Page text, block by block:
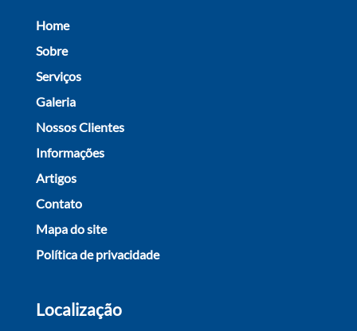
Home
Sobre
Serviços
Galeria
Nossos Clientes
Informações
Artigos
Contato
Mapa do site
Política de privacidade
Localização